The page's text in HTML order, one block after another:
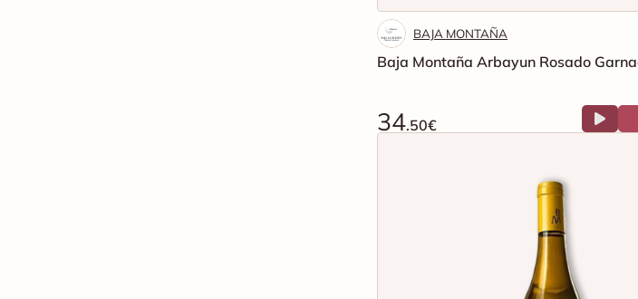
BAJA MONTAÑA
Baja Montaña Arbayun Rosado
34.50€